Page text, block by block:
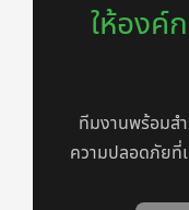
ให้องค์
ทีมงานพร้อมส
ความปลอดภัยที่